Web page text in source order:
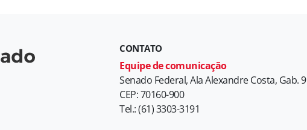
CONTATO
Equipe de comunicação
Senado Federal, Ala Alexandre Costa, Gab. 9
CEP: 70160-900
Tel.: (61) 3303-3191